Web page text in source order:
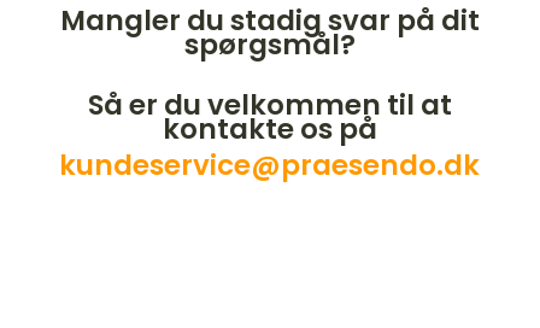
Mangler du stadig svar på dit
spørgsmål?
Så er du velkommen til at
kontakte os på
kundeservice@praesendo.dk